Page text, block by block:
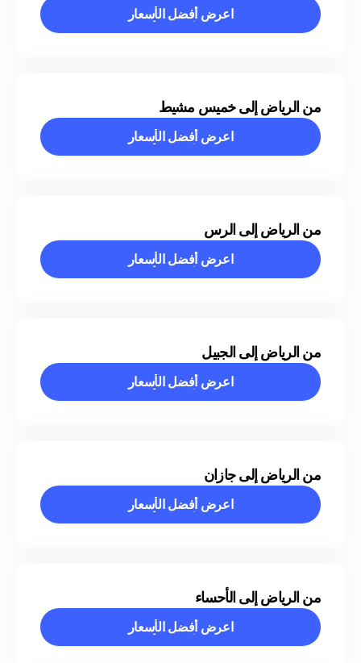
اعرض أفضل الأسعار
اعرض أفضل الأسعار
من الرياض إلى خميس مشيط
اعرض أفضل الأسعار
اعرض أفضل الأسعار
من الرياض إلى الرس
اعرض أفضل الأسعار
اعرض أفضل الأسعار
من الرياض إلى الجبيل
اعرض أفضل الأسعار
اعرض أفضل الأسعار
من الرياض إلى جازان
اعرض أفضل الأسعار
اعرض أفضل الأسعار
من الرياض إلى الأحساء
اعرض أفضل الأسعار
اعرض أفضل الأسعار